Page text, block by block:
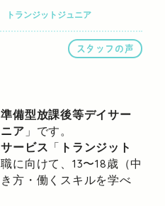
トランジットジュニア
スタッフの声
備型放課後等デイサー
ア 」です。
ービス 「 トランジット
に向けて、13〜18歳（中
方・働くスキルを学べ